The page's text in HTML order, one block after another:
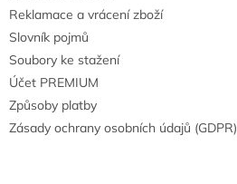
Reklamace a vrácení zboží
Slovník pojmů
Soubory ke stažení
Účet PREMIUM
Způsoby platby
Zásady ochrany osobních údajů (GDPR)